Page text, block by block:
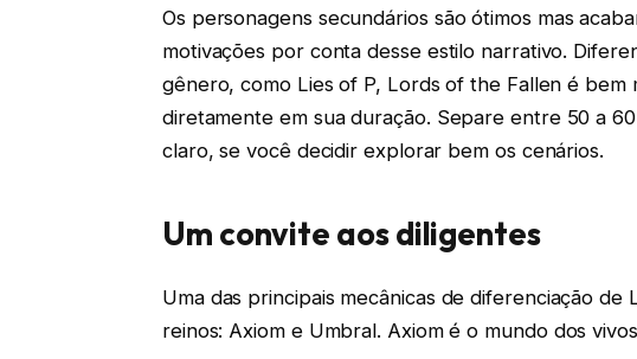
Os personagens secundários são ótimos mas
motivações por conta desse estilo narrativo.
gênero, como Lies of P, Lords of the Fallen é
diretamente em sua duração. Separe entre 50 a
claro, se você decidir explorar bem os cenários.
Um convite aos diligentes
Uma das principais mecânicas de diferenciação
reinos: Axiom e Umbral. Axiom é o mundo dos